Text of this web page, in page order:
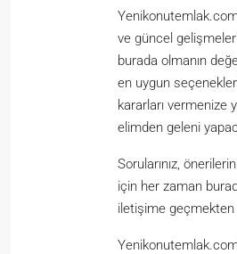
ve güncel
burada olmanın
en uygun
kararları vermenize
elimden geleni
Sorularınız,
için her zaman
iletişime